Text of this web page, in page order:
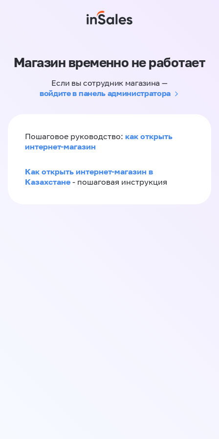
Магазин временно не работает
Если вы сотрудник магазина —
войдите в панель администратора
Пошаговое руководство: как открыть
интернет-магазин
Как открыть интернет-магазин в
Казахстане - пошаговая инструкция